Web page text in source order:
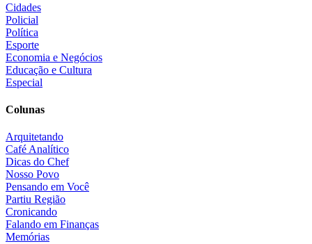
Cidades
Policial
Política
Esporte
Economia e Negócios
Educação e Cultura
Especial
Colunas
Arquitetando
Café Analítico
Dicas do Chef
Nosso Povo
Pensando em Você
Partiu Região
Cronicando
Falando em Finanças
Memórias